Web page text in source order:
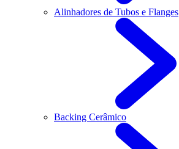
Alinhadores de Tubos e Flanges
Backing Cerâmico